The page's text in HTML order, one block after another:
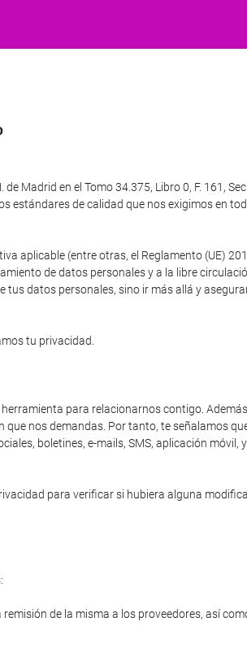
Madrid en el Tomo 34.375, Libro 0, F. 161,
estándares de calidad que nos exigimos en
aplicable (entre otras, el Reglamento (UE)
de datos personales y a la libre
datos personales, sino ir más allá y
tu privacidad.
para relacionarnos contigo.
nos demandas. Por tanto, te señalamos
boletines, e-mails, SMS, aplicación móvil,
para verificar si hubiera alguna
de la misma a los proveedores, así